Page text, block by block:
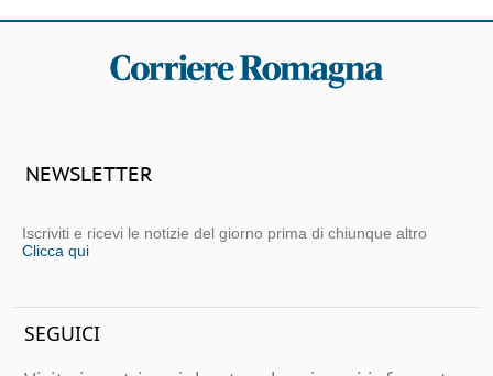
NEWSLETTER
Iscriviti e ricevi le notizie del giorno prima di chiunque altro
Clicca qui
SEGUICI